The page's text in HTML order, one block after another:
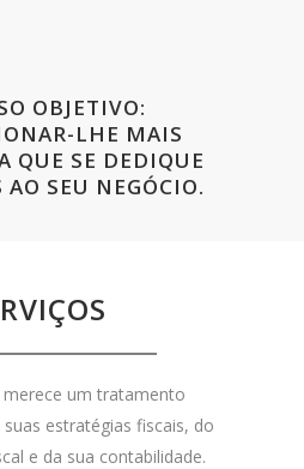
OBJETIVO:
LHE MAIS
QUE SE DEDIQUE
SEU NEGÓCIO.
merece um tratamento
estratégias fiscais, do
e da sua contabilidade.